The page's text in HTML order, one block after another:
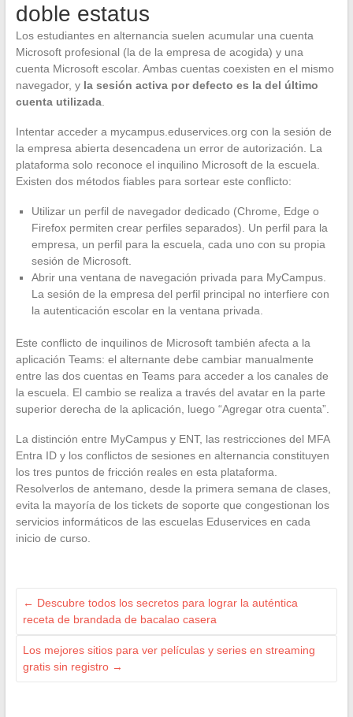
doble estatus
Los estudiantes en alternancia suelen acumular una cuenta
Microsoft profesional (la de la empresa de acogida) y una
cuenta Microsoft escolar. Ambas cuentas coexisten en el mismo
navegador, y la sesión activa por defecto es la del último
cuenta utilizada.
Intentar acceder a mycampus.eduservices.org con la sesión de
la empresa abierta desencadena un error de autorización. La
plataforma solo reconoce el inquilino Microsoft de la escuela.
Existen dos métodos fiables para sortear este conflicto:
Utilizar un perfil de navegador dedicado (Chrome, Edge o
Firefox permiten crear perfiles separados). Un perfil para la
empresa, un perfil para la escuela, cada uno con su propia
sesión de Microsoft.
Abrir una ventana de navegación privada para MyCampus.
La sesión de la empresa del perfil principal no interfiere con
la autenticación escolar en la ventana privada.
Este conflicto de inquilinos de Microsoft también afecta a la
aplicación Teams: el alternante debe cambiar manualmente
entre las dos cuentas en Teams para acceder a los canales de
la escuela. El cambio se realiza a través del avatar en la parte
superior derecha de la aplicación, luego “Agregar otra cuenta”.
La distinción entre MyCampus y ENT, las restricciones del MFA
Entra ID y los conflictos de sesiones en alternancia constituyen
los tres puntos de fricción reales en esta plataforma.
Resolverlos de antemano, desde la primera semana de clases,
evita la mayoría de los tickets de soporte que congestionan los
servicios informáticos de las escuelas Eduservices en cada
inicio de curso.
← Descubre todos los secretos para lograr la auténtica
receta de brandada de bacalao casera
Los mejores sitios para ver películas y series en streaming
gratis sin registro →